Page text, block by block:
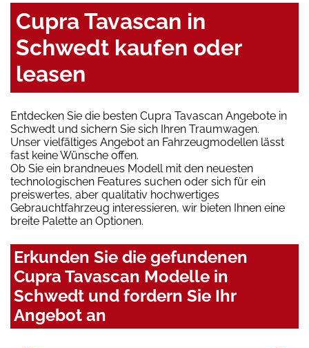
Cupra Tavascan in
Schwedt kaufen oder
leasen
Entdecken Sie die besten Cupra Tavascan Angebote in
Schwedt und sichern Sie sich Ihren Traumwagen.
Unser vielfältiges Angebot an Fahrzeugmodellen lässt
fast keine Wünsche offen.
Ob Sie ein brandneues Modell mit den neuesten
technologischen Features suchen oder sich für ein
preiswertes, aber qualitativ hochwertiges
Gebrauchtfahrzeug interessieren, wir bieten Ihnen eine
breite Palette an Optionen.
Erkunden Sie die gefundenen
Cupra Tavascan Modelle in
Schwedt und fordern Sie Ihr
Angebot an